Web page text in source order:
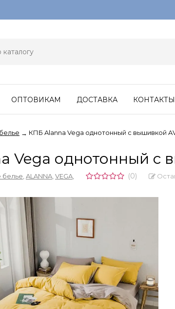
ОПТОВИКАМ ДОСТАВКА КОНТАКТЫ
→ КПБ Alanna Vega однотонный с вышивкой
Vega однотонный с
белье ALANNA VEGA (0)